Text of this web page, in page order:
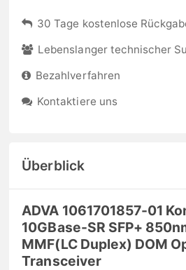
30 Tage kostenlose
Lebenslanger technischer
Bezahlverfahren
Kontaktiere uns
Überblick
ADVA 1061701857-01
10GBase-SR SFP+
MMF(LC Duplex) DOM
Transceiver